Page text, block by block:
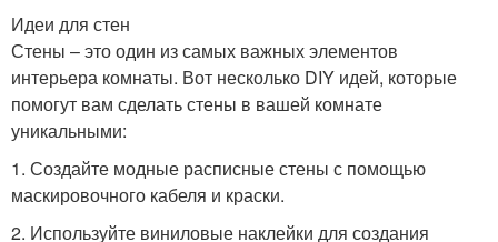
Идеи для стен
Стены – это один из самых важных элементов
интерьера комнаты. Вот несколько DIY идей, которые
помогут вам сделать стены в вашей комнате
уникальными:
1. Создайте модные расписные стены с помощью
маскировочного кабеля и краски.
2. Используйте виниловые наклейки для создания